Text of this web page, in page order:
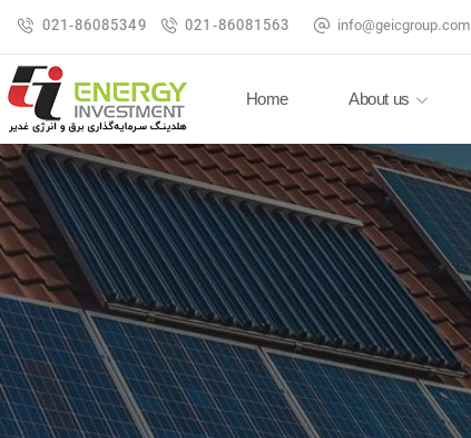
021-86085349 021-86081563 info@geicgroup.com
Home About us